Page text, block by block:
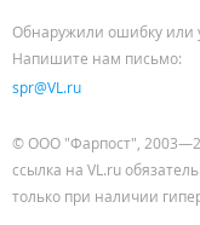
Обнаружили ошибку или
Напишите нам письмо:
spr@VL.ru
© ООО "Фарпост",
ссылка на VL.ru
только при наличии